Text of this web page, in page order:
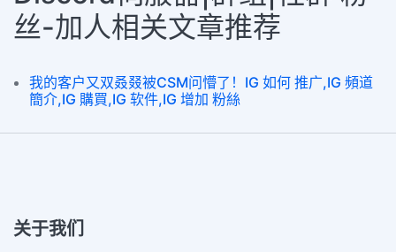
丝-加人相关文章推荐
我的客户又双叒叕被CSM问懵了！IG 如何 推广,IG 頻道
簡介,IG 購買,IG 软件,IG 增加 粉絲
关于我们